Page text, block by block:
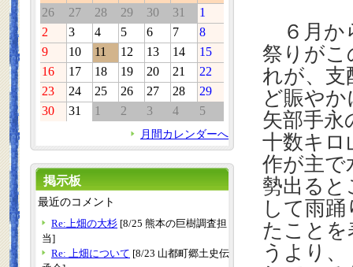
６月か
祭りがこ
れが、支
ど賑や
矢部手永
十数キロ
作が主で
勢出ると
して雨
たこと
うより
26
27 28 29 30 31
1
2
3 4 5 6 7
8
9
10 11 12 13 14
15
16
17 18 19 20 21
22
23
24 25 26 27 28
29
30
31 1 2 3 4 5
月間カレンダーへ
掲示板
最近のコメント
Re:上畑の大杉 [8/25 熊本の巨樹調査担
当]
Re: 上畑について [8/23 山都町郷土史伝